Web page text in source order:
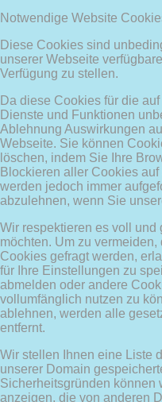
Notwendige Website
Diese Cookies sind
unserer Webseite
Verfügung zu stellen.
Da diese Cookies für die
Dienste und Funktionen
Ablehnung Auswirkungen
Webseite. Sie können
löschen, indem Sie Ihre
Blockieren aller Cookies
werden jedoch immer
abzulehnen, wenn Sie
Wir respektieren es voll
möchten. Um zu
Cookies gefragt werden,
für Ihre Einstellungen zu
abmelden oder andere
vollumfänglich nutzen zu
ablehnen, werden alle
entfernt.
Wir stellen Ihnen eine Liste
unserer Domain
Sicherheitsgründen können
anzeigen, die von anderen